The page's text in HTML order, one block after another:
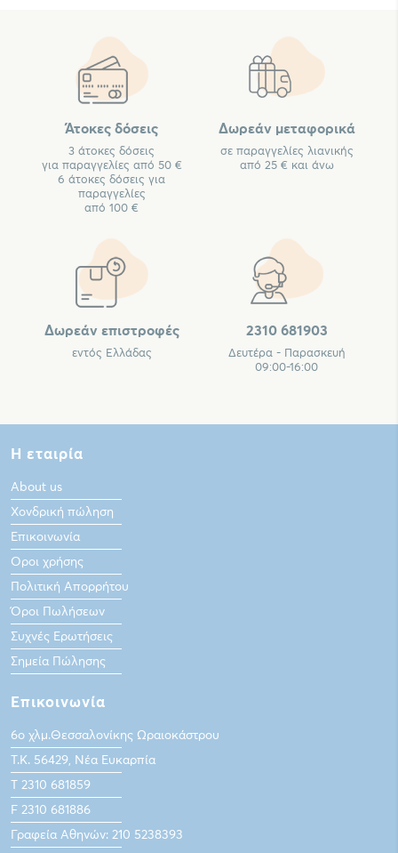
Άτοκες δόσεις
3 άτοκες δόσεις
για παραγγελίες από 50 €
6 άτοκες δόσεις για
παραγγελίες
από 100 €
Δωρεάν μεταφορικά
σε παραγγελίες λιανικής
από 25 € και άνω
Δωρεάν επιστροφές
εντός Ελλάδας
2310 681903
Δευτέρα - Παρασκευή
09:00-16:00
Η εταιρία
About us
Χονδρική πώληση
Επικοινωνία
Οροι χρήσης
Πολιτική Απορρήτου
Όροι Πωλήσεων
Συχνές Ερωτήσεις
Σημεία Πώλησης
Επικοινωνία
6ο χλμ.Θεσσαλονίκης Ωραιοκάστρου
Τ.Κ. 56429, Νέα Ευκαρπία
Τ 2310 681859
F 2310 681886
Γραφεία Αθηνών: 210 5238393